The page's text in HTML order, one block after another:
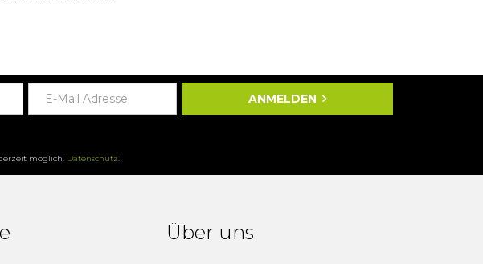
ANMELDEN
möglich. Datenschutz.
Über uns